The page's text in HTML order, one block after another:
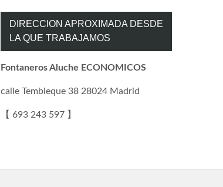
DIRECCION APROXIMADA DESDE
LA QUE TRABAJAMOS
Fontaneros Aluche ECONOMICOS
calle Tembleque 38 28024 Madrid
【 693 243 597 】